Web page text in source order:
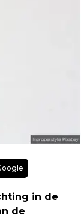
in de
de